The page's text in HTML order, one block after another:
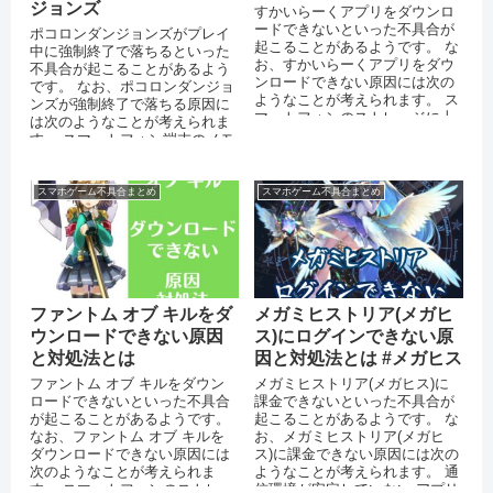
ジョンズ
ポコロンダンジョンズがプレイ
中に強制終了で落ちるといった
不具合が起こることがあるよう
です。 なお、ポコロンダンジョ
ンズが強制終了で落ちる原因に
は次のようなことが考えられま
す。 スマートフォン端末のメモ
すかいらーくアプリをダウンロ
ードできないといった不具合が
起こることがあるようです。 な
お、すかいらーくアプリをダウ
ンロードできない原因には次の
ようなことが考えられます。 ス
マートフォンのストレージに十
スマホゲーム不具合まとめ
ファントム オブ キルをダ
ウンロードできない原因
と対処法とは
ファントム オブ キルをダウン
ロードできないといった不具合
が起こることがあるようです。
なお、ファントム オブ キルを
ダウンロードできない原因には
次のようなことが考えられま
す。 スマートフォンのストレー
スマホゲーム不具合まとめ
メガミヒストリア(メガヒ
ス)にログインできない原
因と対処法とは #メガヒス
メガミヒストリア(メガヒス)に
課金できないといった不具合が
起こることがあるようです。 な
お、メガミヒストリア(メガヒ
ス)に課金できない原因には次の
ようなことが考えられます。 通
信環境が安定していない アプリ